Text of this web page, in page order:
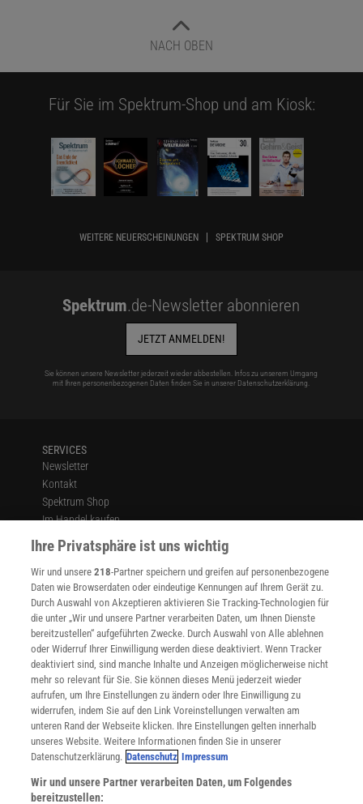
NACH OBEN
Für Sie im Spektrum-Shop und am Kiosk:
WEITERE NEUERSCHEINUNGEN SPEKTRUM SHOP
Spektrum.de-Newsletter abonnieren
JETZT ANMELDEN!
Sie können unsere Newsletter jederzeit wieder abbestellen. Infos zu unserem Umgang
mit Ihren personenbezogenen Daten finden Sie in unserer Datenschutzerklärung
SERVICES
Newsletter
Kontakt
Spektrum Shop
Im Handel kaufen
Presse
Verträge kündigen
Widerruf
INFO
Mediadaten
Datenschutz
Nutzungsbedingungen
Cookie-Einstellungen
Utiq verwalten
Nutzungsbasierte Onlinewerbung
Alle Artikel
Impressum
Angebote für Schulen
Ihre Privatsphäre ist uns wichtig
Wir und unsere218-Partner speichern und greifen auf personenbezogene
Daten wie Browserdaten oder eindeutige Kennungen auf Ihrem Gerät zu.
Durch Auswahl von Akzeptieren aktivieren Sie Tracking-Technologien für
die unter „Wir und unsere Partner verarbeiten Daten, um Ihnen Dienste
bereitzustellen“ aufgeführten Zwecke. Durch Auswahl von Alle ablehnen
oder Widerruf Ihrer Einwilligung werden diese deaktiviert. Wenn Tracker
deaktiviert sind, sind manche Inhalte und Anzeigen möglicherweise nicht
mehr so relevant für Sie. Sie können dieses Menü jederzeit wieder
aufrufen, um Ihre Einstellungen zu ändern oder Ihre Einwilligung zu
widerrufen, indem Sie auf den Link Voreinstellungen verwalten am
unteren Rand der Webseite klicken. Ihre Einstellungen gelten innerhalb
unseres Website. Weitere Informationen finden Sie in unserer
Datenschutzerklärung. Datenschutz Impressum
Wir und unsere Partner verarbeiten Daten, um Folgendes
bereitzustellen: